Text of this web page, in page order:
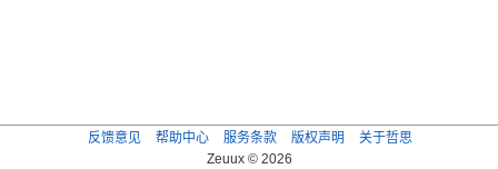
反馈意见 帮助中心 服务条款 版权声明
关于哲思
Zeuux © 2026